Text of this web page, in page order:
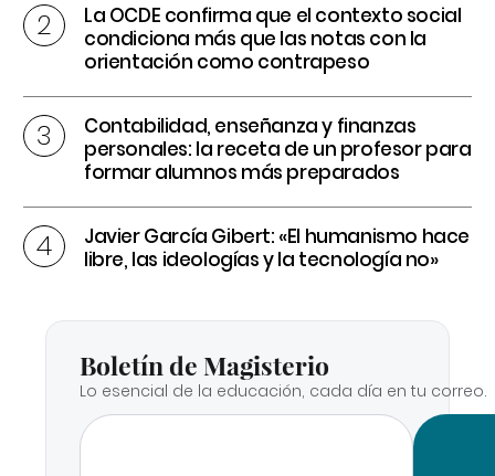
La OCDE confirma que el contexto social
condiciona más que las notas con la
orientación como contrapeso
Contabilidad, enseñanza y finanzas
personales: la receta de un profesor para
formar alumnos más preparados
Javier García Gibert: «El humanismo hace
libre, las ideologías y la tecnología no»
Boletín de Magisterio
Lo esencial de la educación, cada día en tu correo.